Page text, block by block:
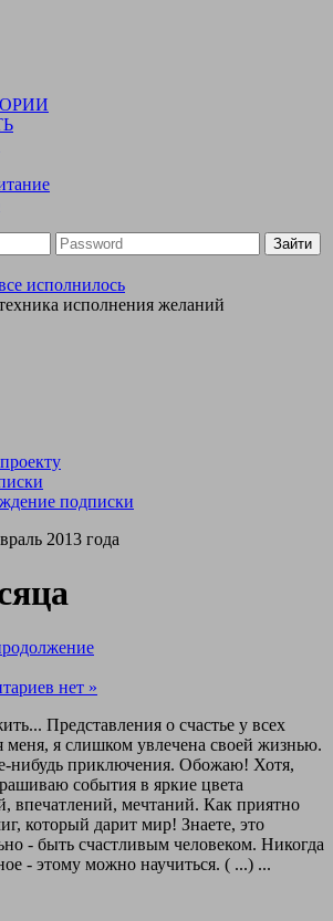
Зайти
исполнилось
исполнения желаний
подписки
2013 года
нет »
Представления о счастье у всех
меня, я слишком увлечена своей жизнью.
нибудь приключения. Обожаю! Хотя,
события в яркие цвета
впечатлений, мечтаний. Как приятно
который дарит мир! Знаете, это
- быть счастливым человеком. Никогда
- этому можно научиться. ( ...) ...